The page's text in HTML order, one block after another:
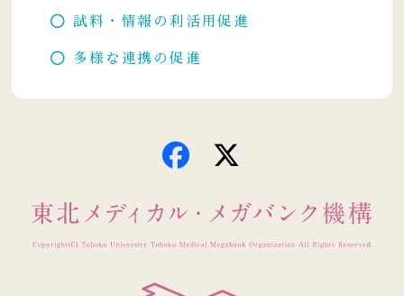
試料・情報の利活用促進
多様な連携の促進